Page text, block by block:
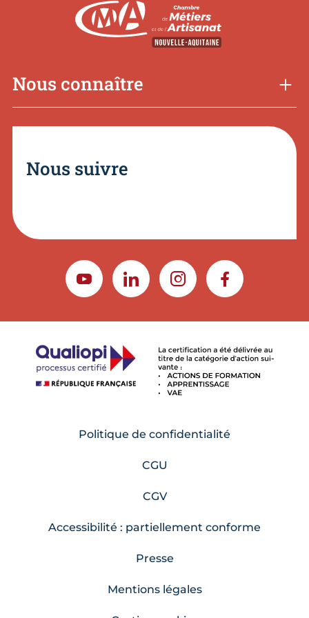
Nous connaître
Nous suivre
YOUTUBELINKEDININSTAGRAMFACEBOOK
Politique de confidentialité
CGU
CGV
Accessibilité : partiellement conforme
Presse
Mentions légales